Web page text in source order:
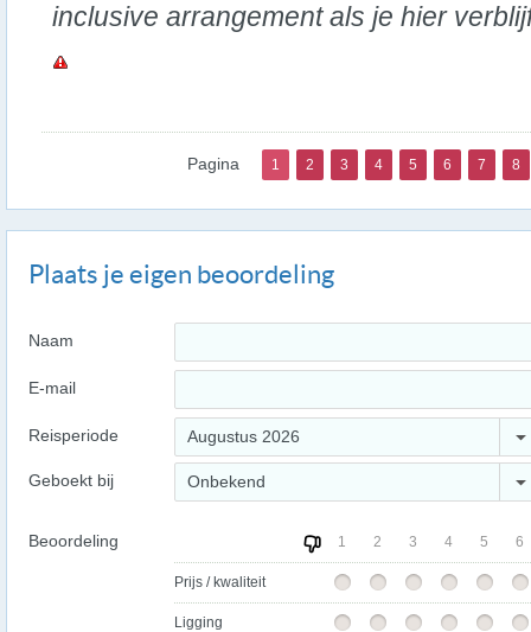
inclusive arrangement als je hier
Pagina 1 2 3 4 5 6 7 8
Plaats je eigen beoordeling
Naam
E-mail
Reisperiode Augustus 2026
Geboekt bij Onbekend
Beoordeling 1 2 3 4 5 6
Prijs / kwaliteit
Ligging